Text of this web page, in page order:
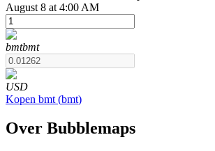
August 8 at 4:00 AM
bmtbmt
USD
Kopen bmt (bmt)
Over Bubblemaps